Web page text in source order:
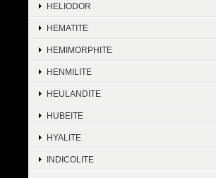
HELIODOR
HEMATITE
HEMIMORPHITE
HENMILITE
HEULANDITE
HUBEITE
HYALITE
INDICOLITE